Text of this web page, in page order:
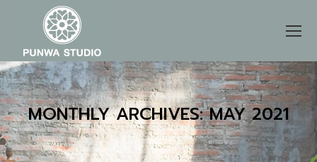
MONTHLY ARCHIVES:MAY 2021
You are here: